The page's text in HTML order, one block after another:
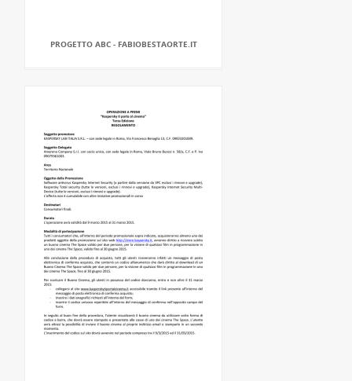
PROGETTO ABC - FABIOBESTAORTE.IT